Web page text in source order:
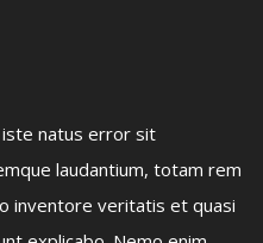
iste natus error sit
laudantium, totam rem
inventore veritatis et quasi